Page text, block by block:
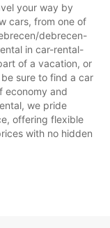
your way by
cars, from one of
debrecen-
in car-rental-
of a vacation, or
sure to find a car
economy and
we pride
offering flexible
with no hidden